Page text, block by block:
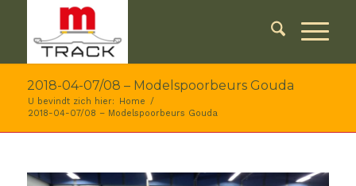
2018-04-07/08 – Modelspoorbeurs Gouda
U bevindt zich hier: Home /
2018-04-07/08 – Modelspoorbeurs Gouda